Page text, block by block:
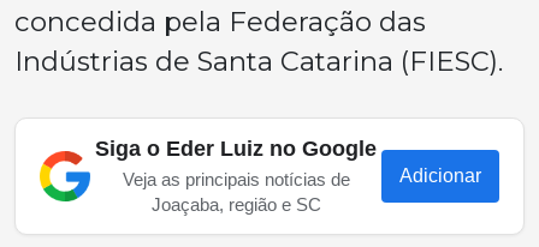
concedida pela Federação das
Indústrias de Santa Catarina (FIESC).
Siga o Eder Luiz no Google
Veja as principais notícias de
Joaçaba, região e SC
Adicionar